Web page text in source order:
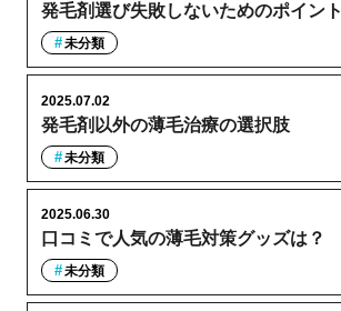
発毛剤選び失敗しないためのポイント
未分類
発毛剤以外の薄毛治療の選択肢
2025.07.02
未分類
口コミで人気の薄毛対策グッズは？
2025.06.30
未分類